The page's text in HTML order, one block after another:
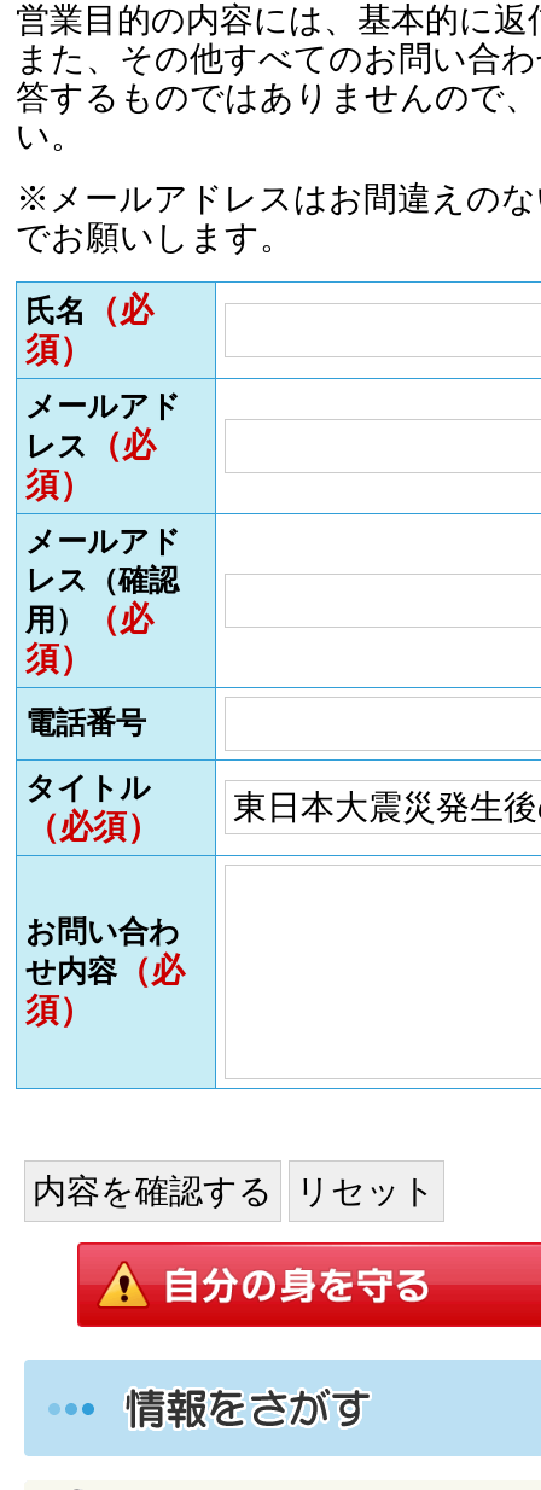
営業目的の内容には、基本的に
また、その他すべてのお問い合
答するものではありませんので
い。
※メールアドレスはお間違えの
でお願いします。
氏名
（必
須）
メールアド
レス
（必
須）
メールアド
レス（確認
用）
（必
須）
電話番号
タイトル
（必須）
お問い合わ
せ内容（必
須）